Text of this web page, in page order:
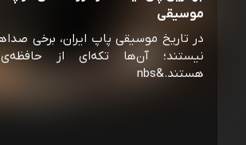
موسیقی
در تاریخ موسیقی پاپ ایران، برخی
نیستند؛ آن‌ها تکه‌ای از
هستند.&nbs